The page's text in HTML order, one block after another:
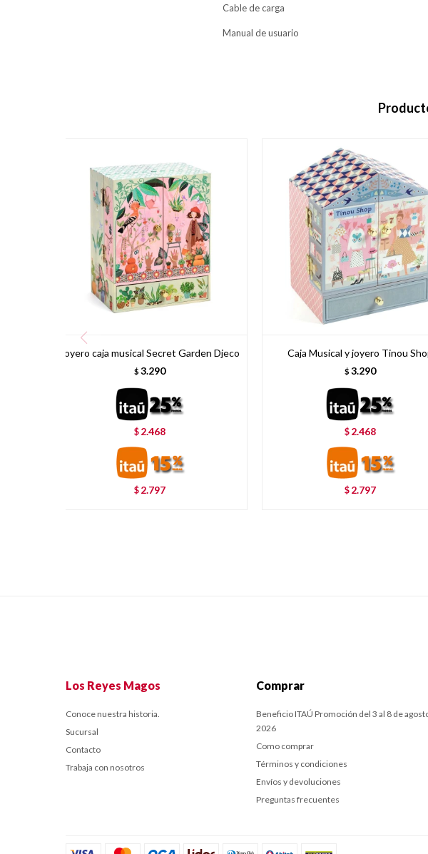
Cable de carga
Manual de usuario
Joyero caja musical Secret Garden Djeco
$ 3.290
$ 2.468
$ 2.797
Caja Musical y joyero Tinou
$ 3.290
$ 2.468
$ 2.797
Los Reyes Magos
Conoce nuestra historia.
Sucursal
Contacto
Trabaja con nosotros
Comprar
Beneficio ITAÚ Promoción del 3 al 8 de
2026
Como comprar
Términos y condiciones
Envíos y devoluciones
Preguntas frecuentes